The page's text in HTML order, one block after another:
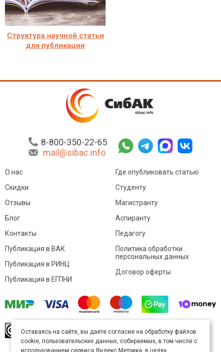
Структура научной статьи
для публикации
8-800-350-22-65
mail@sibac.info
О нас
Скидки
Отзывы
Блог
Контакты
Где опубликовать статью
Студенту
Магистранту
Аспиранту
Педагогу
Публикация в ВАК
Публикация в РИНЦ
Публикация в ЕГПНИ
Политика обработки
персональных данных
Договор оферты
произведение доступно полицензии Creative
Commons «Attribution» («Атрибуция») 4.0
Непортированная.
Оставаясь на сайте, вы даете согласие на обработку файлов
cookie, пользовательских данных, собираемых, в том числе с
использованием сервиса Яндекс.Метрика, в целях